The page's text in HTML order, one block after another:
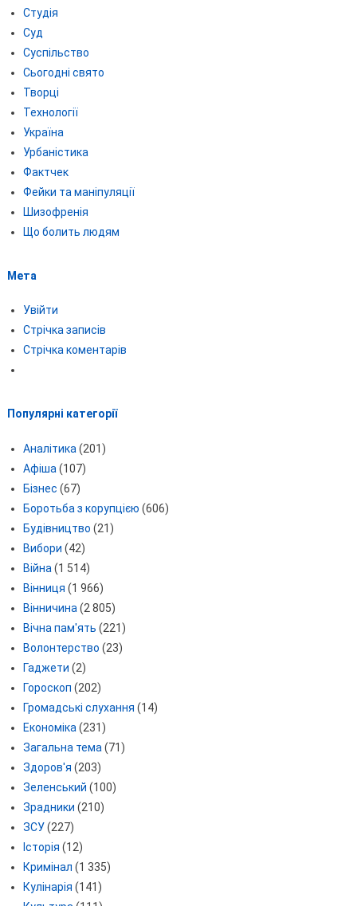
Студія
Суд
Суспільство
Сьогодні свято
Творці
Технології
Україна
Урбаністика
Фактчек
Фейки та маніпуляції
Шизофренія
Що болить людям
Мета
Увійти
Стрічка записів
Стрічка коментарів
Популярні категорії
Аналітика (201)
Афіша (107)
Бізнес (67)
Боротьба з корупцією (606)
Будівництво (21)
Вибори (42)
Війна (1 514)
Вінниця (1 966)
Вінничина (2 805)
Вічна пам'ять (221)
Волонтерство (23)
Гаджети (2)
Гороскоп (202)
Громадські слухання (14)
Економіка (231)
Загальна тема (71)
Здоров'я (203)
Зеленський (100)
Зрадники (210)
ЗСУ(227)
Історія (12)
Кримінал (1 335)
Кулінарія (141)